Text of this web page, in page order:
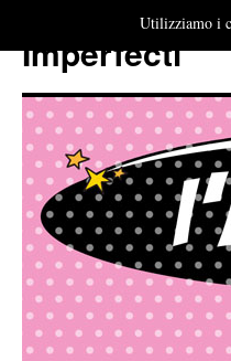
Imperfecti
Utilizziamo i